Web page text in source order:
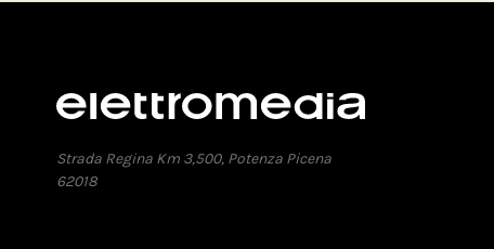
Strada Regina Km 3,500, Potenza Picena
62018